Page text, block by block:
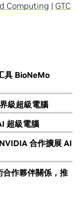
Computing | GTC
具 BioNeMo
級超級電腦
超級電腦
合作擴展 AI
作夥伴關係，推